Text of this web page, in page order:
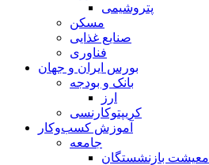
پتروشیمی
مسکن
صنایع غذایی
فناوری
بورس ایران و جهان
بانک و بودجه
ارز
کریپتوکارنسی
آموزش کسب‌وکار
جامعه
معیشت بازنشستگان